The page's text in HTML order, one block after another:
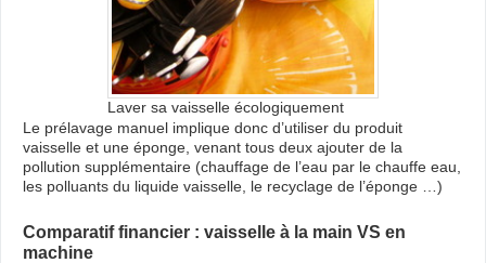
Laver sa vaisselle écologiquement
Le prélavage manuel implique donc d’utiliser du produit
vaisselle et une éponge, venant tous deux ajouter de la
pollution supplémentaire (chauffage de l’eau par le chauffe eau,
les polluants du liquide vaisselle, le recyclage de l’éponge …)
Comparatif financier : vaisselle à la main VS en
machine